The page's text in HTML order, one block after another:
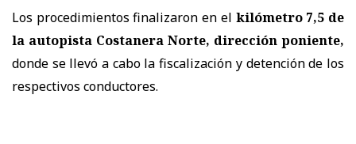
Los procedimientos finalizaron en el kilómetro 7,5 de
la autopista Costanera Norte, dirección poniente,
donde se llevó a cabo la fiscalización y detención de los
respectivos conductores.